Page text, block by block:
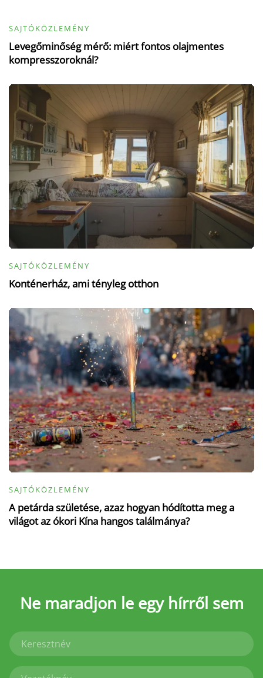
SAJTÓKÖZLEMÉNY
Levegőminőség mérő: miért fontos olajmentes
kompresszoroknál?
SAJTÓKÖZLEMÉNY
Konténerház, ami tényleg otthon
SAJTÓKÖZLEMÉNY
A petárda születése, azaz hogyan hódította meg a
világot az ókori Kína hangos találmánya?
Ne maradjon le egy hírről sem